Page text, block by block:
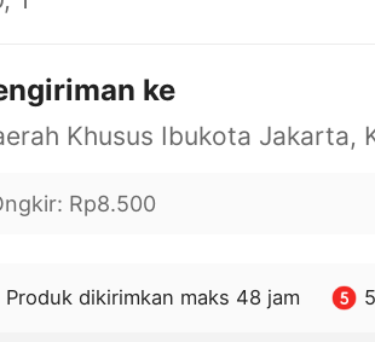
ke
: Rp8.500
Produk dikirimkan maks 48 jam